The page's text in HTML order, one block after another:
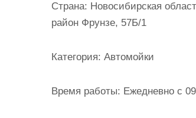
Страна: Новосибирская
район Фрунзе, 57Б/1
Категория: Автомойки
Время работы: Ежедневно с